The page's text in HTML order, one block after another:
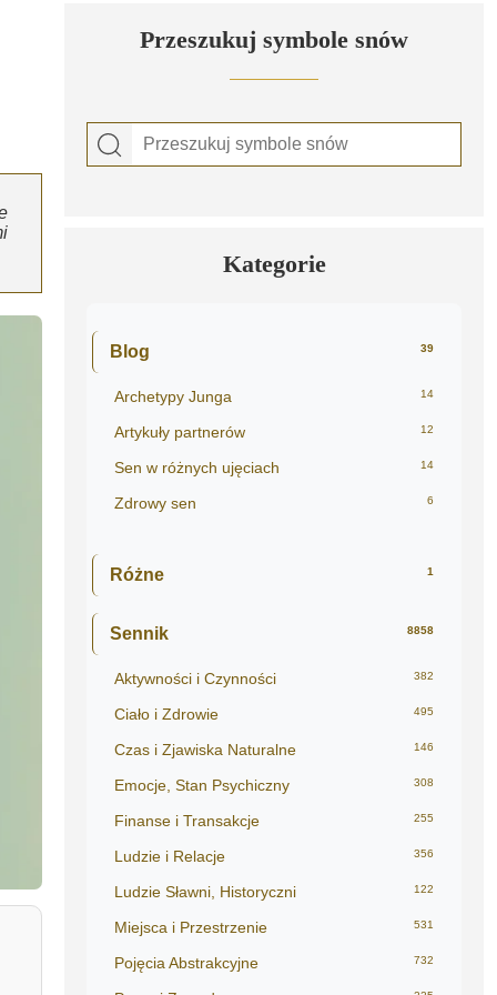
Przeszukuj symbole snów
Kategorie
Blog 39
Archetypy Junga 14
Artykuły partnerów 12
Sen w różnych ujęciach 14
Zdrowy sen 6
Różne 1
Sennik 8858
Aktywności i Czynności 382
Ciało i Zdrowie 495
Czas i Zjawiska Naturalne 146
Emocje, Stan Psychiczny 308
Finanse i Transakcje 255
Ludzie i Relacje 356
Ludzie Sławni, Historyczni 122
Miejsca i Przestrzenie 531
Pojęcia Abstrakcyjne 732